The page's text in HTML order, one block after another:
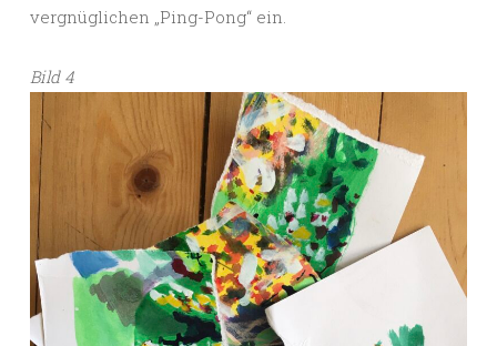
vergnüglichen „Ping-Pong“ ein.
Bild 4